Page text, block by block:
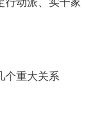
个重大关系